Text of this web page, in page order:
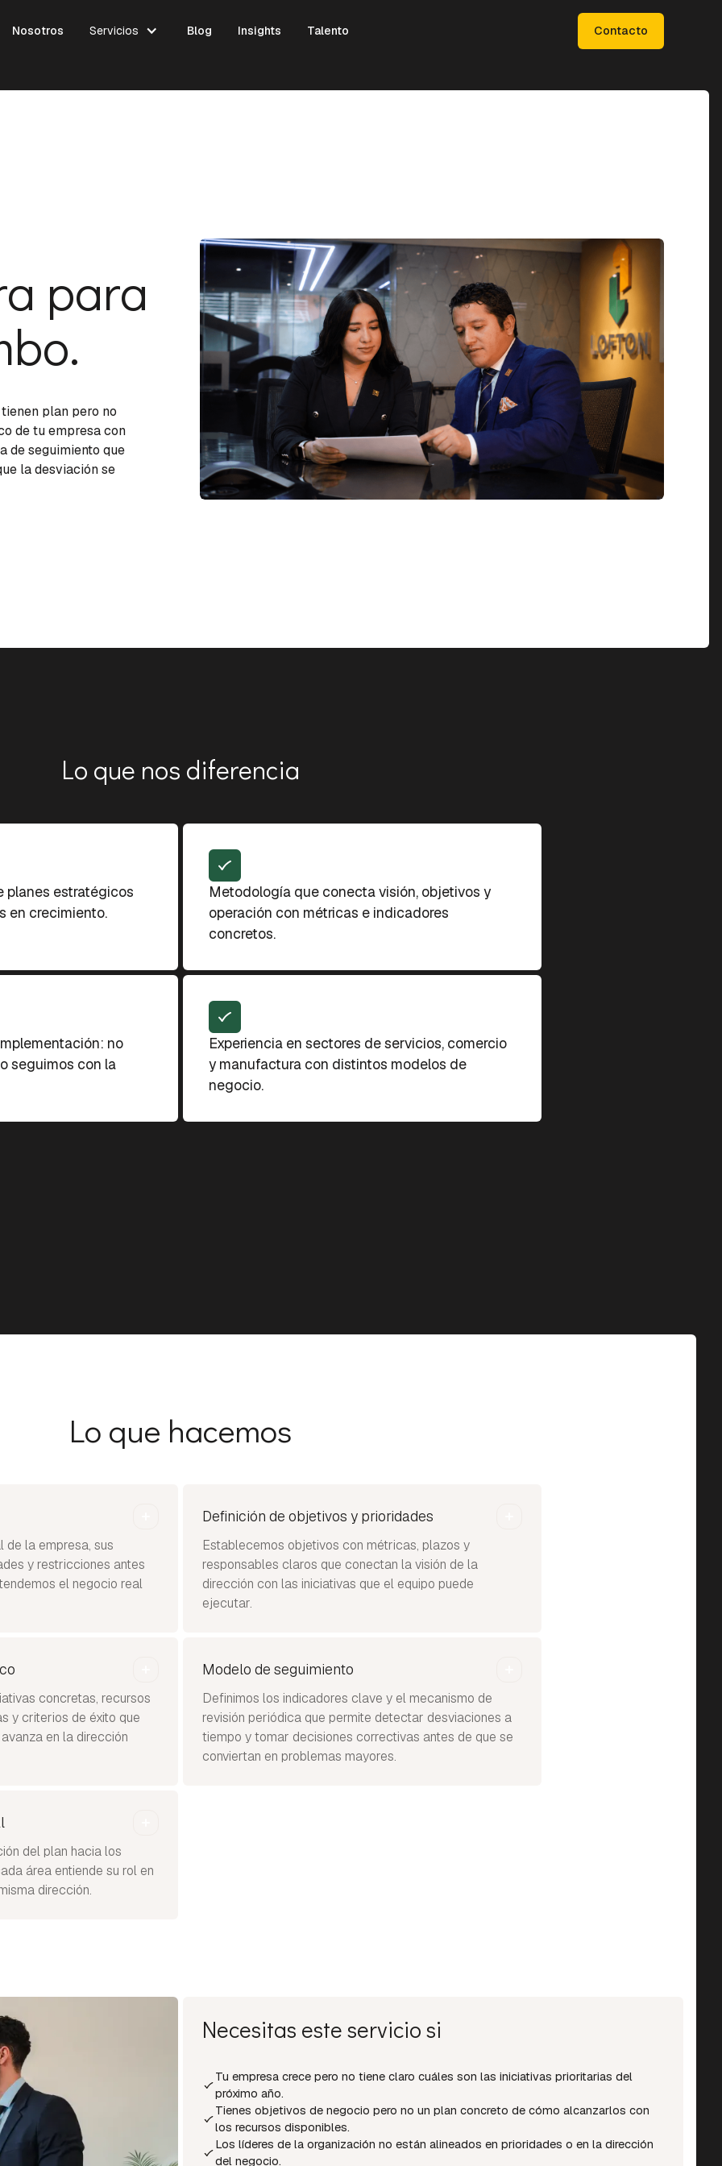
Nosotros Servicios Blog Insights Talento Contacto
para
plan pero no
de tu empresa con
de seguimiento que
la desviación se
Lo que nos diferencia
planes estratégicos
en crecimiento.
Metodología que conecta visión, objetivos y
operación con métricas e indicadores
concretos.
no
seguimos con la
Experiencia en sectores de servicios, comercio
y manufactura con distintos modelos de
negocio.
Lo que hacemos
de la empresa, sus
y restricciones antes
el negocio real
Definición de objetivos y prioridades
Establecemos objetivos con métricas, plazos y
responsables claros que conectan la visión de la
dirección con las iniciativas que el equipo puede
ejecutar.
concretas, recursos
y criterios de éxito que
en la dirección
Modelo de seguimiento
Definimos los indicadores clave y el mecanismo de
revisión periódica que permite detectar desviaciones a
tiempo y tomar decisiones correctivas antes de que se
conviertan en problemas mayores.
del plan hacia los
área entiende su rol en
dirección.
Necesitas este servicio si
Tu empresa crece pero no tiene claro cuáles son las iniciativas prioritarias del
próximo año.
Tienes objetivos de negocio pero no un plan concreto de cómo alcanzarlos con
los recursos disponibles.
Los líderes de la organización no están alineados en prioridades o en la dirección
del negocio.